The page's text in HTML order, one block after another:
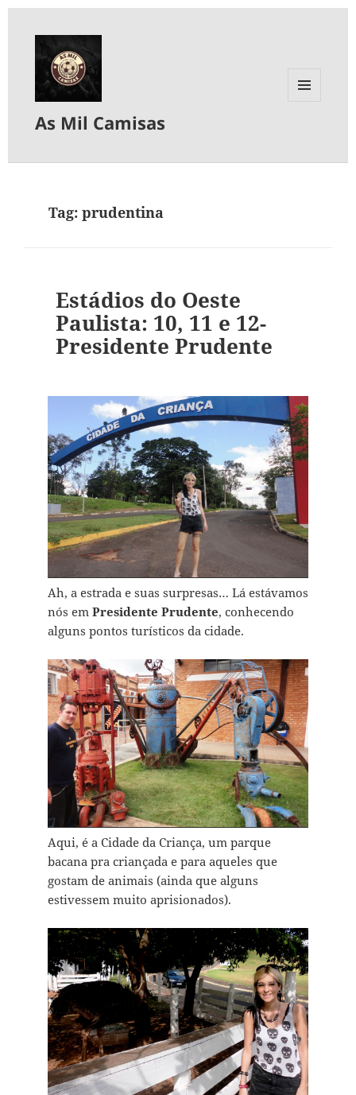
As Mil Camisas
Tag:prudentina
Estádios do Oeste
Paulista: 10, 11 e 12-
Presidente Prudente
Ah, a estrada e suas surpresas… Lá estávamos
nós em Presidente Prudente, conhecendo
alguns pontos turísticos da cidade.
Aqui, é a Cidade da Criança, um parque
bacana pra criançada e para aqueles que
gostam de animais (ainda que alguns
estivessem muito aprisionados).